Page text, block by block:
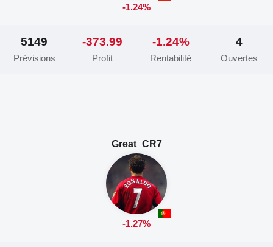
-1.24%
5149
Prévisions
-373.99
Profit
-1.24%
Rentabilité
4
Ouvertes
Great_CR7
-1.27%